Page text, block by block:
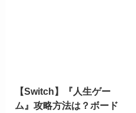
【Switch】『人生ゲー
ム』攻略方法は？ボード